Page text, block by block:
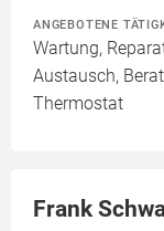
ANGEBOTENE
Wartung,
Austausch,
Thermostat
Frank